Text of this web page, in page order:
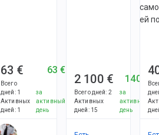
63 €
Всего
дней: 1
Активных
дней: 1
63 €
за
активный
день
2 100 €
Всего дней: 2
Активных
дней: 15
140 €
за
активный
день
ей